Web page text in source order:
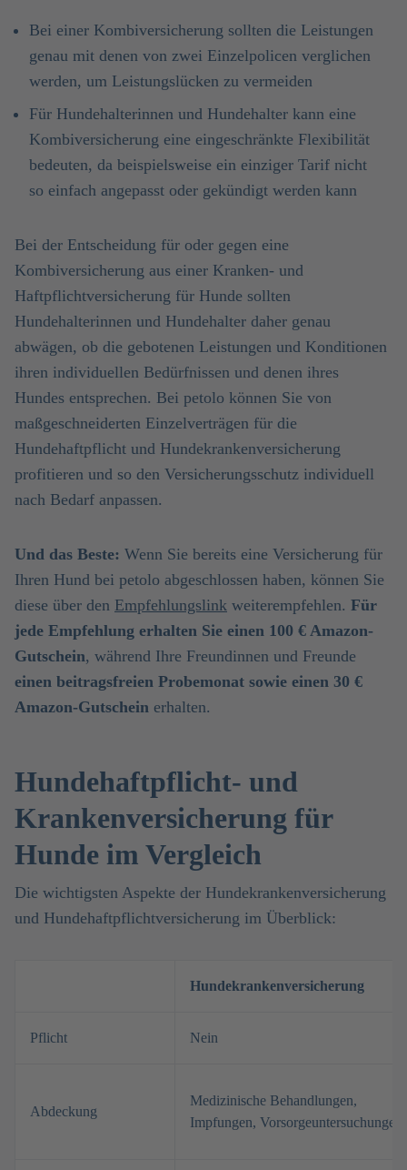
Bei einer Kombiversicherung sollten die Leistungen
genau mit denen von zwei Einzelpolicen verglichen
werden, um Leistungslücken zu vermeiden
Für Hundehalterinnen und Hundehalter kann eine
Kombiversicherung eine eingeschränkte Flexibilität
bedeuten, da beispielsweise ein einziger Tarif nicht
so einfach angepasst oder gekündigt werden kann
Bei der Entscheidung für oder gegen eine
Kombiversicherung aus einer Kranken- und
Haftpflichtversicherung für Hunde sollten
Hundehalterinnen und Hundehalter daher genau
abwägen, ob die gebotenen Leistungen und Konditionen
ihren individuellen Bedürfnissen und denen ihres
Hundes entsprechen. Bei petolo können Sie von
maßgeschneiderten Einzelverträgen für die
Hundehaftpflicht und Hundekrankenversicherung
profitieren und so den Versicherungsschutz individuell
nach Bedarf anpassen.
Und das Beste: Wenn Sie bereits eine Versicherung für
Ihren Hund bei petolo abgeschlossen haben, können Sie
diese über den Empfehlungslink weiterempfehlen. Für
jede Empfehlung erhalten Sie einen 100 € Amazon-
Gutschein, während Ihre Freundinnen und Freunde
einen beitragsfreien Probemonat sowie einen 30 €
Amazon-Gutschein erhalten.
Hundehaftpflicht- und
Krankenversicherung für
Hunde im Vergleich
Die wichtigsten Aspekte der Hundekrankenversicherung
und Hundehaftpflichtversicherung im Überblick:
Hundekrankenversicherung
Pflicht Nein
Abdeckung
Medizinische Behandlungen,
Impfungen, Vorsorgeuntersuchungen